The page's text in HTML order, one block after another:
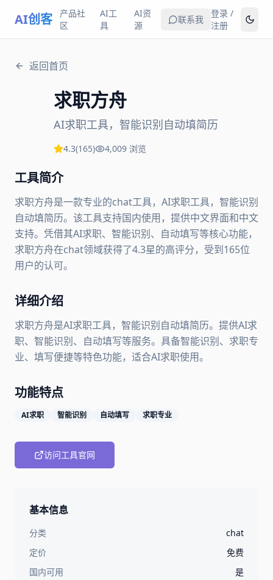
AI创客
产品社
区
AI工
具
AI资
源
联系我
登录 /
注册
返回首页
求职方舟
AI求职工具，智能识别自动填简历
4.3(165) 4,009 浏览
工具简介
求职方舟是一款专业的chat工具，AI求职工具，智能识别
自动填简历。该工具支持国内使用，提供中文界面和中文
支持。凭借其AI求职、智能识别、自动填写等核心功能，
求职方舟在chat领域获得了4.3星的高评分，受到165位
用户的认可。
详细介绍
求职方舟是AI求职工具，智能识别自动填简历。提供AI求
职、智能识别、自动填写等服务。具备智能识别、求职专
业、填写便捷等特色功能，适合AI求职使用。
功能特点
AI求职 智能识别 自动填写 求职专业
访问工具官网
基本信息
分类
chat
定价
免费
国内可用
是